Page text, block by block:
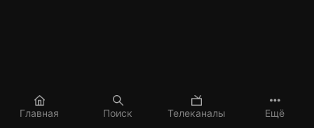
Главная Поиск Телеканалы Ещё